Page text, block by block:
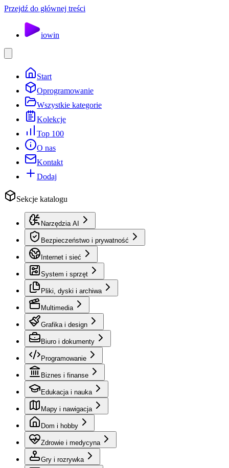
Przejdź do głównej treści
iowin
Start
Oprogramowanie
Wszystkie kategorie
Kolekcje
Top 100
O nas
Kontakt
Dodaj
Sekcje katalogu
Narzędzia AI
Bezpieczeństwo i prywatność
Internet i sieć
System i sprzęt
Pliki, dyski i archiwa
Multimedia
Grafika i design
Biuro i dokumenty
Programowanie
Biznes i finanse
Edukacja i nauka
Mapy i nawigacja
Dom i hobby
Zdrowie i medycyna
Gry i rozrywka